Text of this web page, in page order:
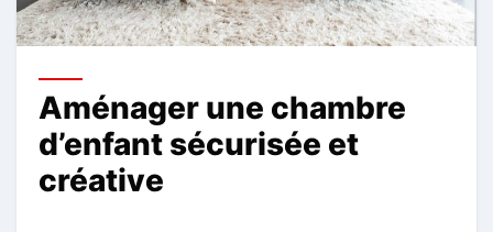
Aménager une chambre
d’enfant sécurisée et
créative